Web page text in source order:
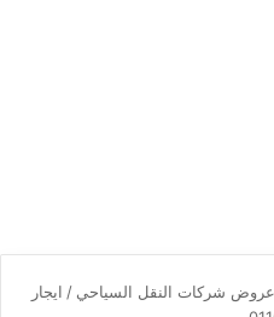
عروض شركات النقل السياحي / ايجار